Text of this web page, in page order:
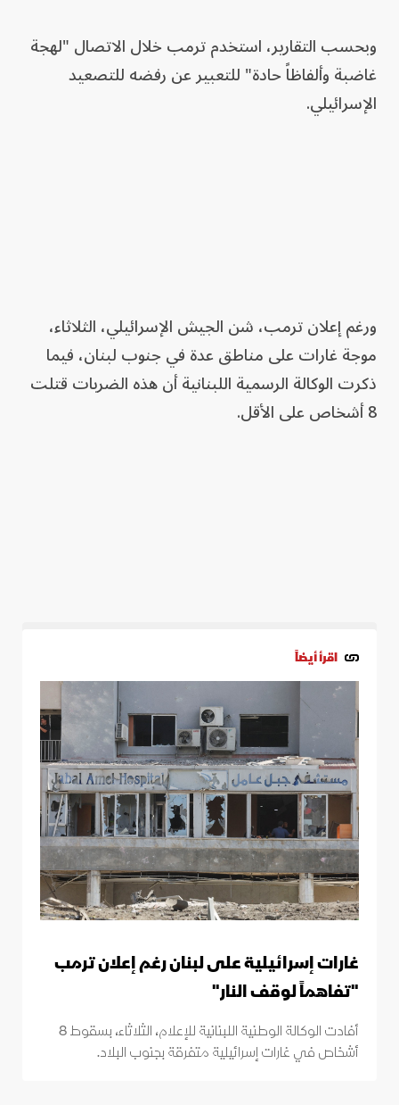
وبحسب التقارير، استخدم ترمب خلال الاتصال "لهجة
غاضبة وألفاظاً حادة" للتعبير عن رفضه للتصعيد
الإسرائيلي.
ورغم إعلان ترمب، شن الجيش الإسرائيلي، الثلاثاء،
موجة غارات على مناطق عدة في جنوب لبنان، فيما
ذكرت الوكالة الرسمية اللبنانية أن هذه الضربات قتلت
8 أشخاص على الأقل.
اقرأ أيضاً
غارات إسرائيلية على لبنان رغم إعلان ترمب
"تفاهماً لوقف النار"
أفادت الوكالة الوطنية اللبنانية للإعلام، الثلاثاء، بسقوط 8
أشخاص في غارات إسرائيلية متفرقة بجنوب البلاد.